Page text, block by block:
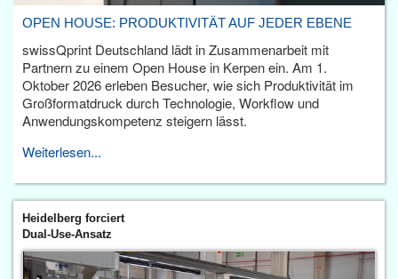
OPEN HOUSE: PRODUKTIVITÄT AUF JEDER EBENE
swissQprint Deutschland lädt in Zusammenarbeit mit
Partnern zu einem Open House in Kerpen ein. Am 1.
Oktober 2026 erleben Besucher, wie sich Produktivität im
Großformatdruck durch Technologie, Workflow und
Anwendungskompetenz steigern lässt.
Weiterlesen...
Heidelberg forciert
Dual-Use-Ansatz